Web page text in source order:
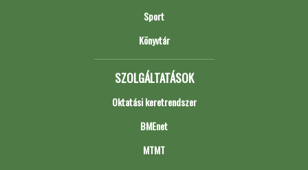
Sport
Könyvtár
SZOLGÁLTATÁSOK
Oktatási keretrendszer
BMEnet
MTMT